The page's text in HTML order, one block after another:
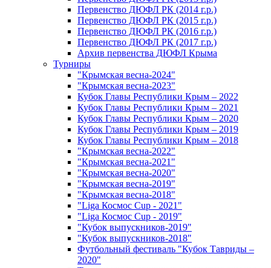
Первенство ДЮФЛ РК (2014 г.р.)
Первенство ДЮФЛ РК (2015 г.р.)
Первенство ДЮФЛ РК (2016 г.р.)
Первенство ДЮФЛ РК (2017 г.р.)
Архив первенства ДЮФЛ Крыма
Турниры
"Крымская весна-2024"
"Крымская весна-2023"
Кубок Главы Республики Крым – 2022
Кубок Главы Республики Крым – 2021
Кубок Главы Республики Крым – 2020
Кубок Главы Республики Крым – 2019
Кубок Главы Республики Крым – 2018
"Крымская весна-2022"
"Крымская весна-2021"
"Крымская весна-2020"
"Крымская весна-2019"
"Крымская весна-2018"
"Liga Космос Cup - 2021"
"Liga Космос Cup - 2019"
"Кубок выпускников-2019"
"Кубок выпускников-2018"
Футбольный фестиваль "Кубок Тавриды –
2020"